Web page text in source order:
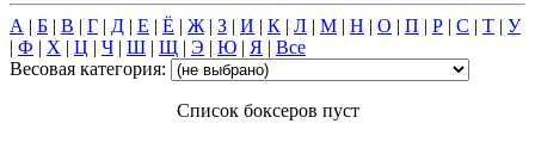
А | Б | В | Г | Д | Е | Ё | Ж | З | И | К | Л | М | Н | О | П | Р | С | Т | У
| Ф | Х | Ц | Ч | Ш | Щ | Э | Ю | Я | Все
Весовая категория:
Список боксеров пуст